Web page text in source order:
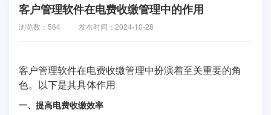
客户管理软件在电费收缴管理中的作用
浏览数：564 发布时间：2024-10-28
客户管理软件在电费收缴管理中扮演着至关重要的角
色。以下是其具体作用
一、提高电费收缴效率